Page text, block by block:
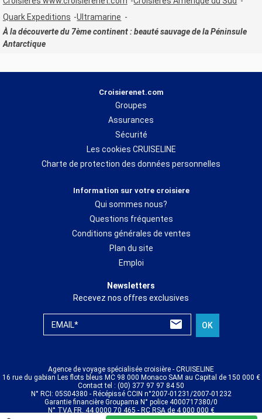
Quark Expeditions
Ultramarine
À la découverte du 7ème continent : beauté sauvage de la Péninsule
Antarctique
Croisierenet.com
Groupes
Assurances
Sécurité
Les cookies CRUISELINE
Charte de protection des données personnelles
Information sur votre croisiere
Qui sommes nous?
Questions fréquentes
Conditions générales de ventes
Plan du site
Emploi
Newsletters
Recevez nos offres exclusives
EMAIL* OK
Agence de voyage spécialisée croisière - CRUISELINE
16 rue du gabian Les flots bleus MC 98 000 Monaco SAM au Capital de 150 000 €
Contact tel : (00) 377 97 97 84 50
N° RCI: 05S04380 - Récépissé CCIN n°2007-01231/2007-01232
Garantie financière Groupama N° police 4000717380/0
N° TVA FR. 44 0000 70 465 - RC RSA de 4 000 000 €